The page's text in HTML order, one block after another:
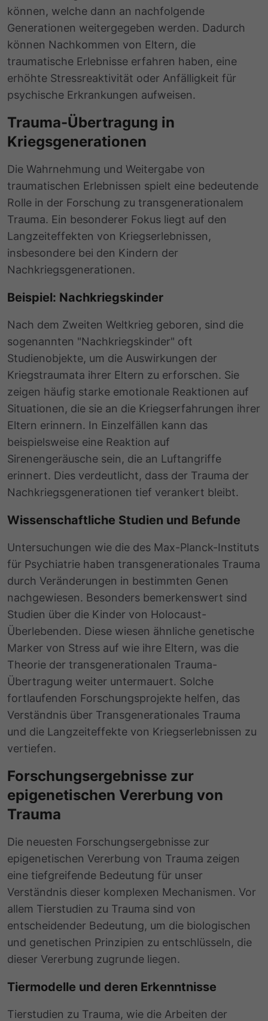
können, welche dann an nachfolgende
Generationen weitergegeben werden. Dadurch
können Nachkommen von Eltern, die
traumatische Erlebnisse erfahren haben, eine
erhöhte Stressreaktivität oder Anfälligkeit für
psychische Erkrankungen aufweisen.
Trauma-Übertragung in
Kriegsgenerationen
Die Wahrnehmung und Weitergabe von
traumatischen Erlebnissen spielt eine bedeutende
Rolle in der Forschung zu transgenerationalem
Trauma. Ein besonderer Fokus liegt auf den
Langzeiteffekten von Kriegserlebnissen,
insbesondere bei den Kindern der
Nachkriegsgenerationen.
Beispiel: Nachkriegskinder
Nach dem Zweiten Weltkrieg geboren, sind die
sogenannten "Nachkriegskinder" oft
Studienobjekte, um die Auswirkungen der
Kriegstraumata ihrer Eltern zu erforschen. Sie
zeigen häufig starke emotionale Reaktionen auf
Situationen, die sie an die Kriegserfahrungen ihrer
Eltern erinnern. In Einzelfällen kann das
beispielsweise eine Reaktion auf
Sirenengeräusche sein, die an Luftangriffe
erinnert. Dies verdeutlicht, dass der Trauma der
Nachkriegsgenerationen tief verankert bleibt.
Wissenschaftliche Studien und Befunde
Untersuchungen wie die des Max-Planck-Instituts
für Psychiatrie haben transgenerationales Trauma
durch Veränderungen in bestimmten Genen
nachgewiesen. Besonders bemerkenswert sind
Studien über die Kinder von Holocaust-
Überlebenden. Diese wiesen ähnliche genetische
Marker von Stress auf wie ihre Eltern, was die
Theorie der transgenerationalen Trauma-
Übertragung weiter untermauert. Solche
fortlaufenden Forschungsprojekte helfen, das
Verständnis über Transgenerationales Trauma
und die Langzeiteffekte von Kriegserlebnissen zu
vertiefen.
Forschungsergebnisse zur
epigenetischen Vererbung von
Trauma
Die neuesten Forschungsergebnisse zur
epigenetischen Vererbung von Trauma zeigen
eine tiefgreifende Bedeutung für unser
Verständnis dieser komplexen Mechanismen. Vor
allem Tierstudien zu Trauma sind von
entscheidender Bedeutung, um die biologischen
und genetischen Prinzipien zu entschlüsseln, die
dieser Vererbung zugrunde liegen.
Tiermodelle und deren Erkenntnisse
Tierstudien zu Trauma, wie die Arbeiten der